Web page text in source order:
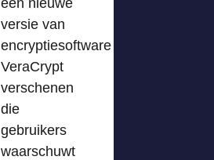
een nieuwe
versie van
encryptiesoftware
VeraCrypt
verschenen
die
gebruikers
waarschuwt